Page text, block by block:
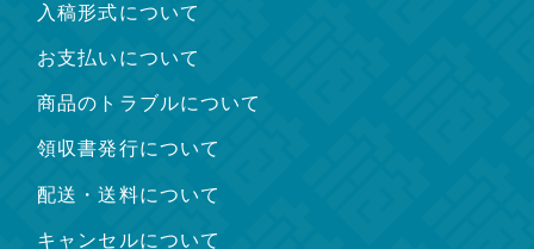
入稿形式について
お支払いについて
商品のトラブルについて
領収書発行について
配送・送料について
キャンセルについて